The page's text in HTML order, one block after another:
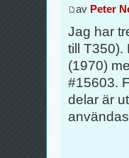
av Peter
Jag har
till T350).
(1970)
#15603.
delar är